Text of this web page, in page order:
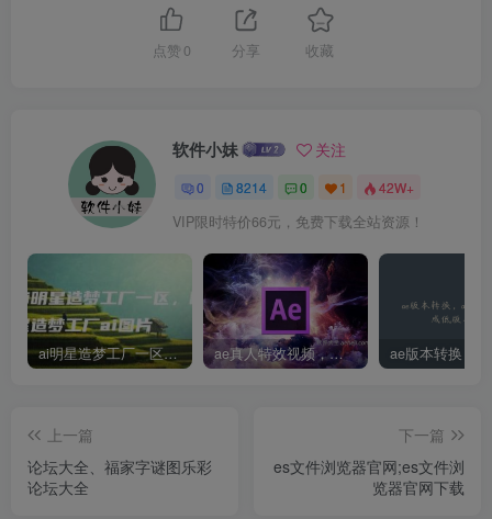
点赞 0 分享 收藏
软件小妹 关注
0 8214 0 1 42W+
VIP限时特价66元，免费下载全站资源！
ai明星造梦工厂一区，明星造梦工厂ai图片 ae真人特效视频，大学生第一次做ppt怎么做
上一篇
论坛大全、福家字谜图乐彩
论坛大全
下一篇
es文件浏览器官网;es文件浏
览器官网下载